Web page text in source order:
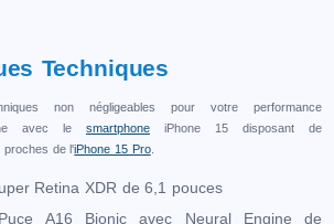
Techniques
non négligeables pour votre performance
avec le smartphone iPhone 15 disposant de
proches de l'iPhone 15 Pro.
Retina XDR de 6,1 pouces
A16 Bionic avec Neural Engine de